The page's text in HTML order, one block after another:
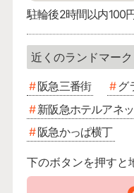
駐輪後2時間以内100
阪急三番街
グ
新阪急ホテルアネ
阪急かっぱ横丁
下のボタンを押すと